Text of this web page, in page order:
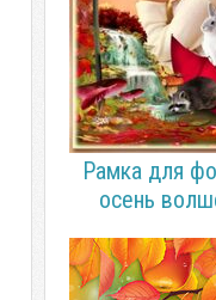
Рамка для
осень